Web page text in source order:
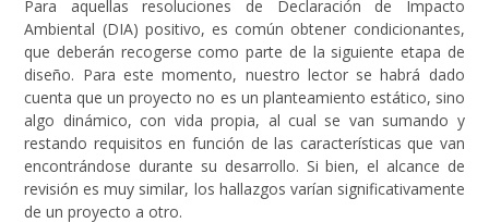
Para aquellas resoluciones de Declaración de Impacto
Ambiental (DIA) positivo, es común obtener condicionantes,
que deberán recogerse como parte de la siguiente etapa de
diseño. Para este momento, nuestro lector se habrá dado
cuenta que un proyecto no es un planteamiento estático, sino
algo dinámico, con vida propia, al cual se van sumando y
restando requisitos en función de las características que van
encontrándose durante su desarrollo. Si bien, el alcance de
revisión es muy similar, los hallazgos varían significativamente
de un proyecto a otro.